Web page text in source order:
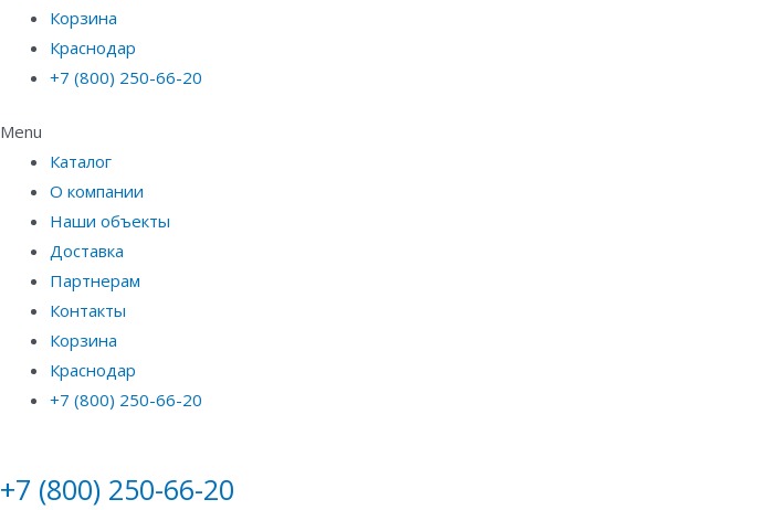
Корзина
Краснодар
+7 (800) 250-66-20
Menu
Каталог
О компании
Наши объекты
Доставка
Партнерам
Контакты
Корзина
Краснодар
+7 (800) 250-66-20
+7 (800) 250-66-20